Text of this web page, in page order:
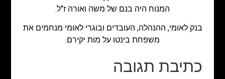
המנוח היה בנם של משה ואורה ז"ל.
בנק לאומי, ההנהלה, העובדים ובוגרי לאומי מנחמים את
משפחת בינטו על מות יקירם.
כתיבת תגובה